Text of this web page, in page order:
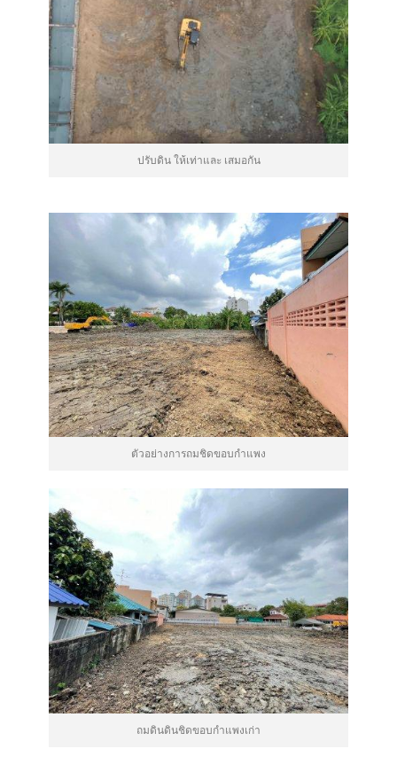
ปรับดิน ให้เท่าและ เสมอกัน
ตัวอย่างการถมชิดขอบกำแพง
ถมดินดินชิดขอบกำแพงเก่า